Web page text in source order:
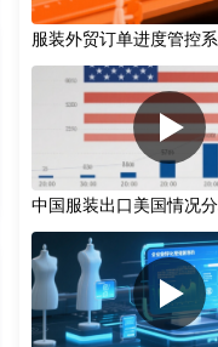
服装外贸订单进度管控
中国服装出口美国情况